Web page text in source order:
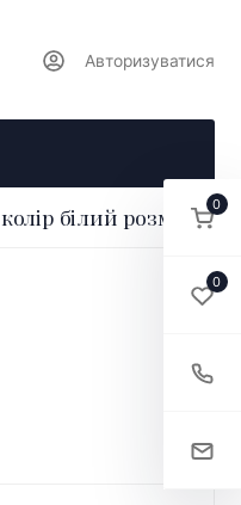
Авторизуватися
білий розмір 370
0